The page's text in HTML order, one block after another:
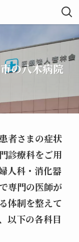
の八木病院
者さまの症状
診療科をご用
人科・消化器
専門の医師が
体制を整えて
以下の各科目